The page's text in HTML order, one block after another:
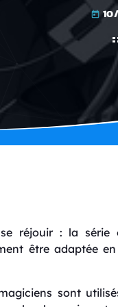
today
réjouir : la
être adaptée
sont